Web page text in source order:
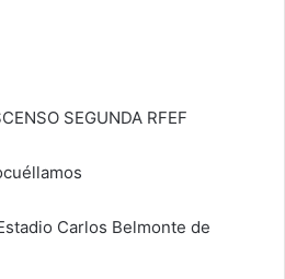
SEGUNDA RFEF
Carlos Belmonte de